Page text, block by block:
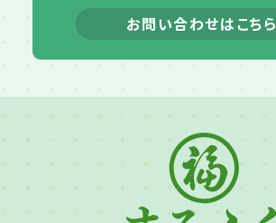
お問い合わせはこちら